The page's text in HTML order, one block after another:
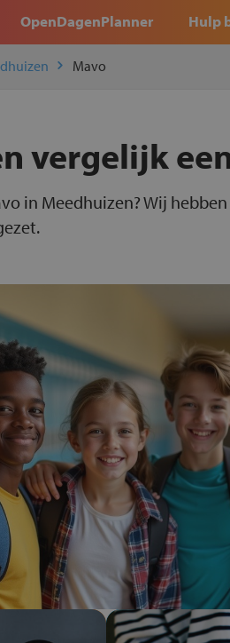
OpenDagenPlanner Hulp
Mavo
vergelijk
in Meedhuizen? Wij